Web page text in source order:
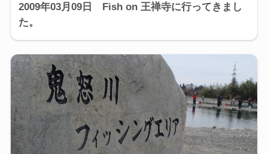
2009年03月09日 Fish on 王禅寺に行ってきまし
た。